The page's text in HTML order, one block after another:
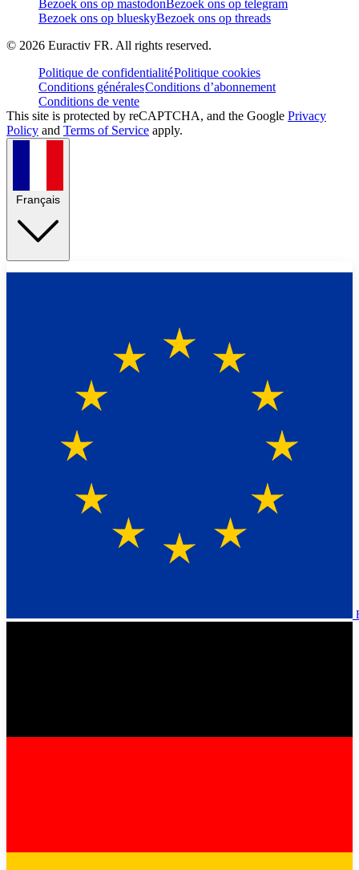
Bezoek ons op mastodon Bezoek ons op telegram
Bezoek ons op blueskyBezoek ons op threads
© 2026 Euractiv FR. All rights reserved.
Politique de confidentialitéPolitique cookies
Conditions généralesConditions d’abonnement
Conditions de vente
This site is protected by reCAPTCHA, and the Google Privacy
Policy and Terms of Service apply.
Français